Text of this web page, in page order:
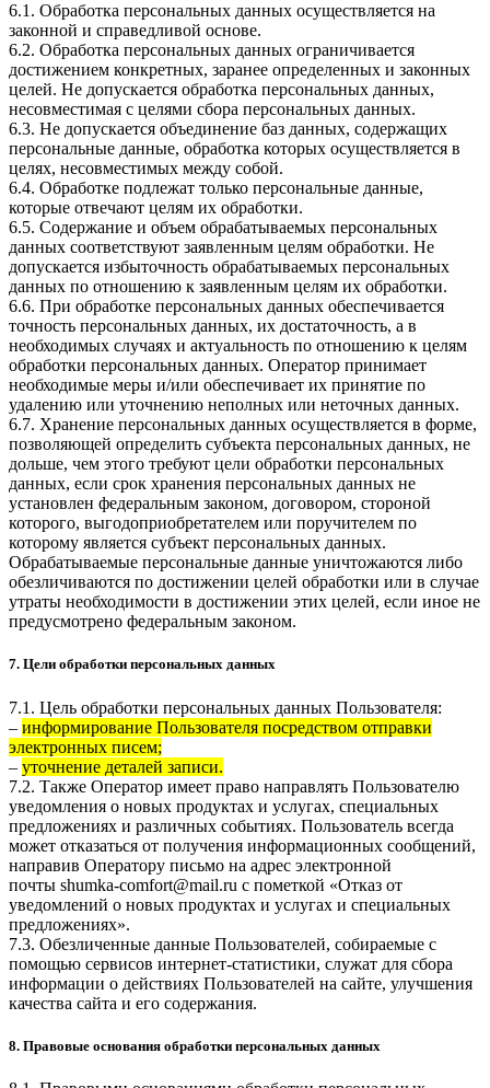
6.1. Обработка персональных данных осуществляется на
законной и справедливой основе.
6.2. Обработка персональных данных ограничивается
достижением конкретных, заранее определенных и законных
целей. Не допускается обработка персональных данных,
несовместимая с целями сбора персональных данных.
6.3. Не допускается объединение баз данных, содержащих
персональные данные, обработка которых осуществляется в
целях, несовместимых между собой.
6.4. Обработке подлежат только персональные данные,
которые отвечают целям их обработки.
6.5. Содержание и объем обрабатываемых персональных
данных соответствуют заявленным целям обработки. Не
допускается избыточность обрабатываемых персональных
данных по отношению к заявленным целям их обработки.
6.6. При обработке персональных данных обеспечивается
точность персональных данных, их достаточность, а в
необходимых случаях и актуальность по отношению к целям
обработки персональных данных. Оператор принимает
необходимые меры и/или обеспечивает их принятие по
удалению или уточнению неполных или неточных данных.
6.7. Хранение персональных данных осуществляется в форме,
позволяющей определить субъекта персональных данных, не
дольше, чем этого требуют цели обработки персональных
данных, если срок хранения персональных данных не
установлен федеральным законом, договором, стороной
которого, выгодоприобретателем или поручителем по
которому является субъект персональных данных.
Обрабатываемые персональные данные уничтожаются либо
обезличиваются по достижении целей обработки или в случае
утраты необходимости в достижении этих целей, если иное не
предусмотрено федеральным законом.
7. Цели обработки персональных данных
7.1. Цель обработки персональных данных Пользователя:
– информирование Пользователя посредством отправки
электронных писем;
– уточнение деталей записи.
7.2. Также Оператор имеет право направлять Пользователю
уведомления о новых продуктах и услугах, специальных
предложениях и различных событиях. Пользователь всегда
может отказаться от получения информационных сообщений,
направив Оператору письмо на адрес электронной
почты shumka-comfort@mail.ru с пометкой «Отказ от
уведомлений о новых продуктах и услугах и специальных
предложениях».
7.3. Обезличенные данные Пользователей, собираемые с
помощью сервисов интернет-статистики, служат для сбора
информации о действиях Пользователей на сайте, улучшения
качества сайта и его содержания.
8. Правовые основания обработки персональных данных